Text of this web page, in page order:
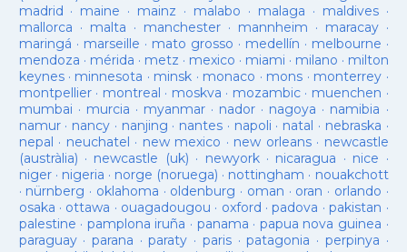
madrid · maine · mainz · malabo · malaga · maldives·
mallorca · malta · manchester· mannheim · maracay·
maringá · marseille · mato grosso · medellín · melbourne ·
mendoza · mérida · metz · mexico · miami · milano · milton
keynes· minnesota · minsk · monaco · mons · monterrey ·
montpellier· montreal · moskva · mozambic· muenchen ·
mumbai · murcia · myanmar· nador · nagoya · namibia ·
namur· nancy · nanjing · nantes · napoli · natal · nebraska ·
nepal · neuchatel · new mexico · new orleans· newcastle
(austràlia) · newcastle (uk) · newyork· nicaragua · nice ·
niger· nigeria · norge (noruega) · nottingham · nouakchott
· nürnberg · oklahoma · oldenburg · oman · oran · orlando ·
osaka · ottawa · ouagadougou · oxford ·padova ·pakistan ·
palestine · pamplona iruña · panama · papua nova guinea ·
paraguay· parana ·paraty · paris·patagonia · perpinya ·